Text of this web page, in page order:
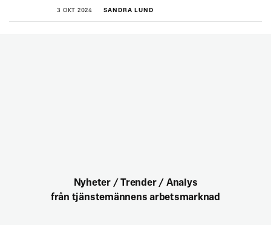
3 OKT 2024 SANDRA LUND
Nyheter / Trender / Analys
från tjänstemännens arbetsmarknad